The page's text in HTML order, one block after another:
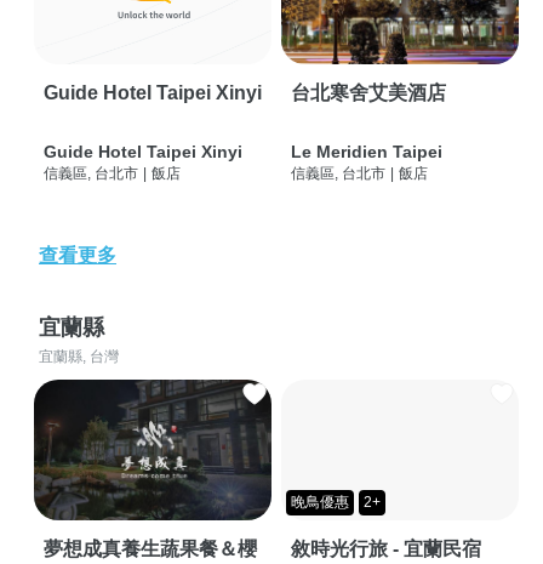
Guide Hotel Taipei Xinyi
Guide Hotel Taipei Xinyi
信義區, 台北市 | 飯店
台北寒舍艾美酒店
Le Meridien Taipei
信義區, 台北市 | 飯店
查看更多
宜蘭縣
宜蘭縣, 台灣
夢想成真養生蔬果餐＆櫻
晚鳥優惠 2+
敘時光行旅 - 宜蘭民宿